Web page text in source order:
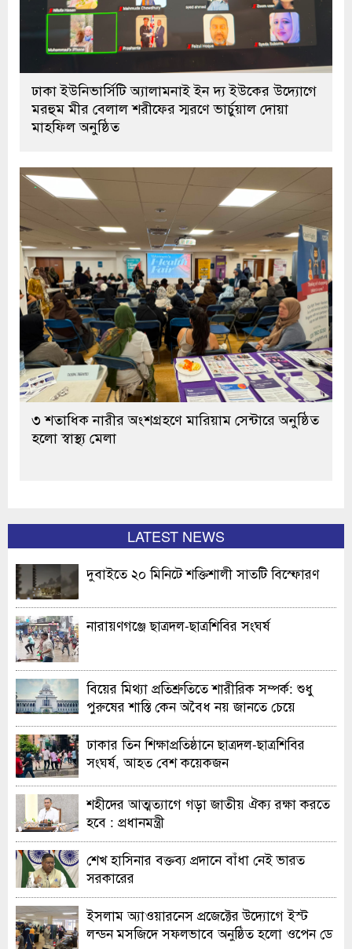
ঢাকা ইউনিভার্সিটি অ্যালামনাই ইন দ্য ইউকের উদ্যোগে
মরহুম মীর বেলাল শরীফের স্মরণে ভার্চুয়াল দোয়া
মাহফিল অনুষ্ঠিত
৩ শতাধিক নারীর অংশগ্রহণে মারিয়াম সেন্টারে অনুষ্ঠিত
হলো স্বাস্থ্য মেলা
LATEST NEWS
দুবাইতে ২০ মিনিটে শক্তিশালী সাতটি বিস্ফোরণ
নারায়ণগঞ্জে ছাত্রদল-ছাত্রশিবির সংঘর্ষ
বিয়ের মিথ্যা প্রতিশ্রুতিতে শারীরিক সম্পর্ক: শুধু
পুরুষের শাস্তি কেন অবৈধ নয় জানতে চেয়ে
হাইকোর্টের রুল
ঢাকার তিন শিক্ষাপ্রতিষ্ঠানে ছাত্রদল-ছাত্রশিবির
সংঘর্ষ, আহত বেশ কয়েকজন
শহীদের আত্মত্যাগে গড়া জাতীয় ঐক্য রক্ষা করতে
হবে : প্রধানমন্ত্রী
শেখ হাসিনার বক্তব্য প্রদানে বাঁধা নেই ভারত
সরকারের
ইসলাম অ্যাওয়ারনেস প্রজেক্টের উদ্যোগে ইস্ট
লন্ডন মসজিদে সফলভাবে অনুষ্ঠিত হলো ওপেন ডে